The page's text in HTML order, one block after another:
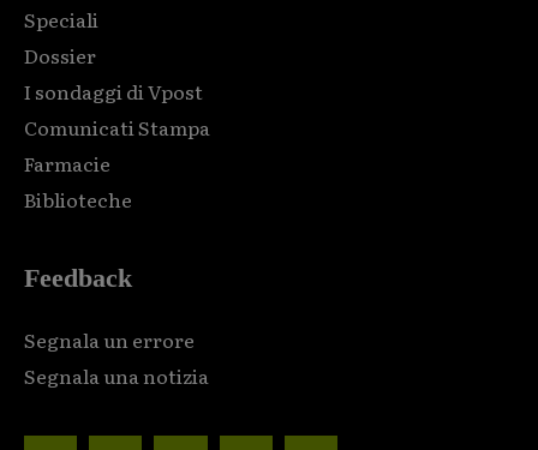
Speciali
Dossier
I sondaggi di Vpost
Comunicati Stampa
Farmacie
Biblioteche
Feedback
Segnala un errore
Segnala una notizia